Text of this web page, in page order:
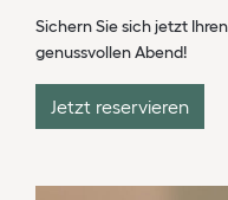
Sichern Sie sich jetzt
genussvollen Abend!
Jetzt reservieren